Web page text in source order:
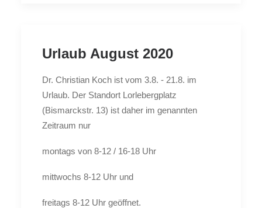
Urlaub August 2020
Dr. Christian Koch ist vom 3.8. - 21.8. im
Urlaub. Der Standort Lorlebergplatz
(Bismarckstr. 13) ist daher im genannten
Zeitraum nur
montags von 8-12 / 16-18 Uhr
mittwochs 8-12 Uhr und
freitags 8-12 Uhr geöffnet.